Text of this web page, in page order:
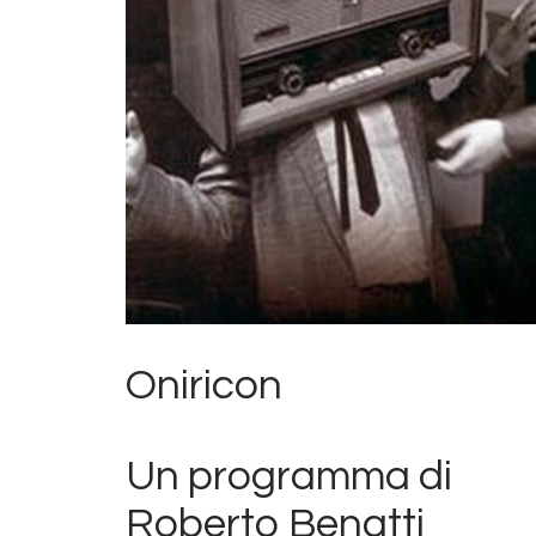
Oniricon
Un programma di
Roberto Benatti